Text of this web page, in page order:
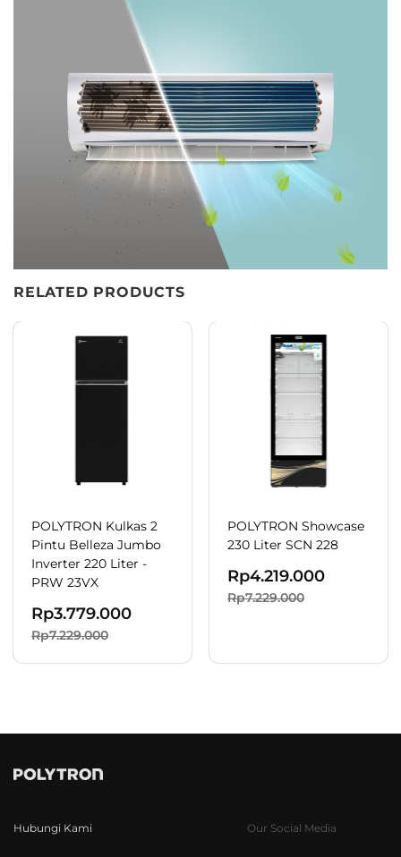
RELATED PRODUCTS
POLYTRON Kulkas 2
Pintu Belleza Jumbo
Inverter 220 Liter -
PRW 23VX
Rp3.779.000
Rp7.229.000
POLYTRON Showcase
230 Liter SCN 228
Rp4.219.000
Rp7.229.000
Hubungi Kami Our Social Media